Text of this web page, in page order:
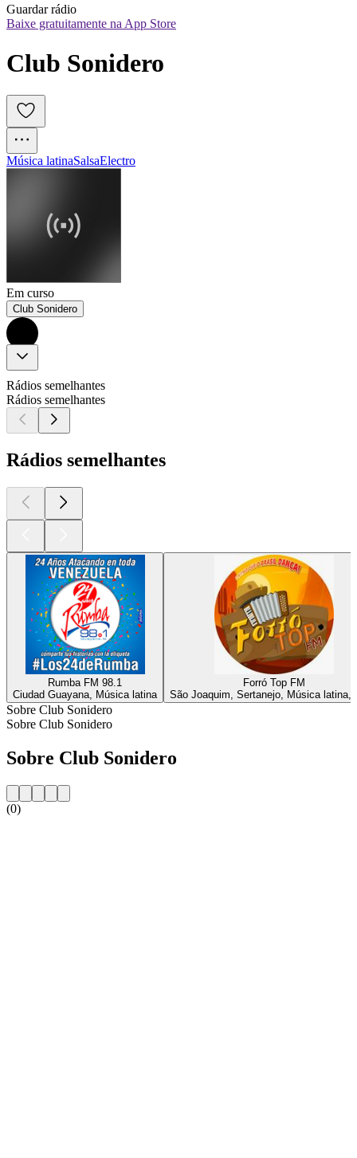
Guardar rádio
Baixe gratuitamente na App Store
Club Sonidero
Música latinaSalsaElectro
Em curso
Club Sonidero
Rádios semelhantes
Rádios semelhantes
Rádios semelhantes
Rumba FM 98.1
Ciudad Guayana, Música latina
Forró Top FM
São Joaquim, Sertanejo, Música latina,
Sobre Club Sonidero
Sobre Club Sonidero
Sobre Club Sonidero
(0)